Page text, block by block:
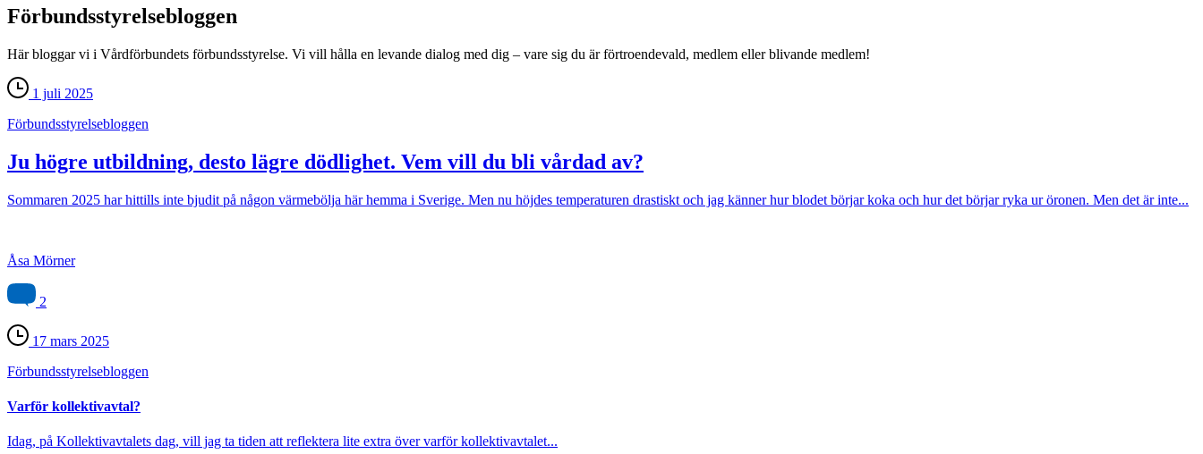
Förbundsstyrelsebloggen
Här bloggar vi i Vårdförbundets förbundsstyrelse. Vi vill hålla en levande dialog med dig – vare sig du är förtroendevald, medlem eller blivande medlem!
1 juli 2025
Förbundsstyrelsebloggen
Ju högre utbildning, desto lägre dödlighet. Vem vill du bli vårdad av?
Sommaren 2025 har hittills inte bjudit på någon värmebölja här hemma i Sverige. Men nu höjdes temperaturen drastiskt och jag känner hur blodet börjar koka och hur det börjar ryka ur öronen. Men det är inte...
Åsa Mörner
2
17 mars 2025
Förbundsstyrelse­bloggen
Varför kollektivavtal?
Idag, på Kollektivavtalets dag, vill jag ta tiden att reflektera lite extra över varför kollektivavtalet...